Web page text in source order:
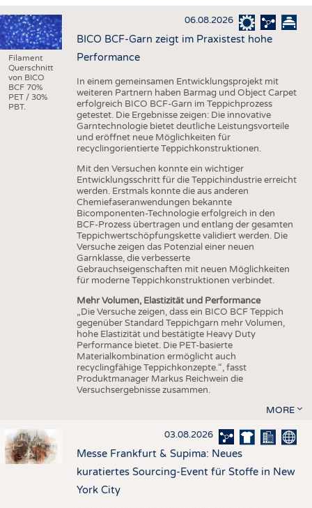
HAUS- UND HEIMTEXTILIEN
BEKLEIDUNG
TESTS
BUSINESS
UNTERNEHMEN
AUSSCHREIBUNGEN
DTV AUSSCHREIBUNGSDIENST
STATISTICS
ADRESSEN & LINKS
PUBLIKATIONEN
BRANCHENTERMINE
Filament
Querschnitt
von BICO
BCF 70%
PET / 30%
PBT.
06.08.2026
BICO BCF-Garn zeigt im Praxistest hohe
Performance
In einem gemeinsamen Entwicklungsprojekt mit
weiteren Partnern haben Barmag und Object Carpet
erfolgreich BICO BCF-Garn im Teppichprozess
getestet. Die Ergebnisse zeigen: Die innovative
Garntechnologie bietet deutliche Leistungsvorteile
und eröffnet neue Möglichkeiten für
recyclingorientierte Teppichkonstruktionen.
Mit den Versuchen konnte ein wichtiger
Entwicklungsschritt für die Teppichindustrie erreicht
werden. Erstmals konnte die aus anderen
Chemiefaseranwendungen bekannte
Bicomponenten-Technologie erfolgreich in den
BCF-Prozess übertragen und entlang der gesamten
Teppichwertschöpfungskette validiert werden. Die
Versuche zeigen das Potenzial einer neuen
Garnklasse, die verbesserte
Gebrauchseigenschaften mit neuen Möglichkeiten
für moderne Teppichkonstruktionen verbindet.
Mehr Volumen, Elastizität und Performance
„Die Versuche zeigen, dass ein BICO BCF Teppich
gegenüber Standard Teppichgarn mehr Volumen,
hohe Elastizität und bestätigte Heavy Duty
Performance bietet. Die PET-basierte
Materialkombination ermöglicht auch
recyclingfähige Teppichkonzepte.“, fasst
Produktmanager Markus Reichwein die
Versuchsergebnisse zusammen.
MORE
03.08.2026
Messe Frankfurt & Supima: Neues
kuratiertes Sourcing-Event für Stoffe in New
York City